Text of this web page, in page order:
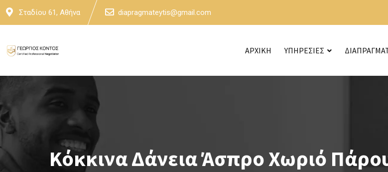
Skip
Σταδίου 61, Αθήνα diapragmateytis@gmail.com
ΑΡΧΙΚΗ ΥΠΗΡΕΣΙΕΣ
Κόκκινα Δάνεια Άσπρο Χωριό